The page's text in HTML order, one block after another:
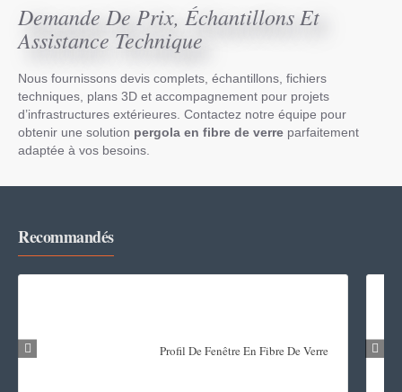
Demande De Prix, Échantillons Et
Assistance Technique
Nous fournissons devis complets, échantillons, fichiers
techniques, plans 3D et accompagnement pour projets
d’infrastructures extérieures. Contactez notre équipe pour
obtenir une solution pergola en fibre de verre parfaitement
adaptée à vos besoins.
Recommandés
Profil De Fenêtre En Fibre De Verre